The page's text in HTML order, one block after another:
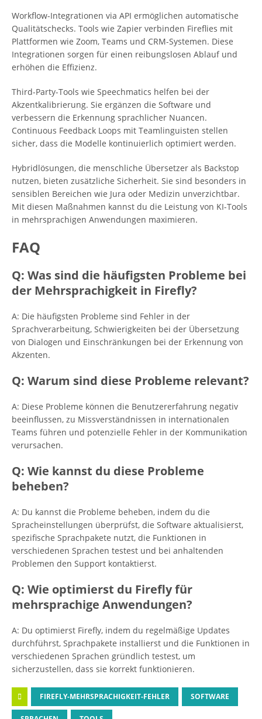
Workflow-Integrationen via API ermöglichen automatische
Qualitätschecks. Tools wie Zapier verbinden Fireflies mit
Plattformen wie Zoom, Teams und CRM-Systemen. Diese
Integrationen sorgen für einen reibungslosen Ablauf und
erhöhen die Effizienz.
Third-Party-Tools wie Speechmatics helfen bei der
Akzentkalibrierung. Sie ergänzen die Software und
verbessern die Erkennung sprachlicher Nuancen.
Continuous Feedback Loops mit Teamlinguisten stellen
sicher, dass die Modelle kontinuierlich optimiert werden.
Hybridlösungen, die menschliche Übersetzer als Backstop
nutzen, bieten zusätzliche Sicherheit. Sie sind besonders in
sensiblen Bereichen wie Jura oder Medizin unverzichtbar.
Mit diesen Maßnahmen kannst du die Leistung von KI-Tools
in mehrsprachigen Anwendungen maximieren.
FAQ
Q: Was sind die häufigsten Probleme bei
der Mehrsprachigkeit in Firefly?
A: Die häufigsten Probleme sind Fehler in der
Sprachverarbeitung, Schwierigkeiten bei der Übersetzung
von Dialogen und Einschränkungen bei der Erkennung von
Akzenten.
Q: Warum sind diese Probleme relevant?
A: Diese Probleme können die Benutzererfahrung negativ
beeinflussen, zu Missverständnissen in internationalen
Teams führen und potenzielle Fehler in der Kommunikation
verursachen.
Q: Wie kannst du diese Probleme
beheben?
A: Du kannst die Probleme beheben, indem du die
Spracheinstellungen überprüfst, die Software aktualisierst,
spezifische Sprachpakete nutzt, die Funktionen in
verschiedenen Sprachen testest und bei anhaltenden
Problemen den Support kontaktierst.
Q: Wie optimierst du Firefly für
mehrsprachige Anwendungen?
A: Du optimierst Firefly, indem du regelmäßige Updates
durchführst, Sprachpakete installierst und die Funktionen in
verschiedenen Sprachen gründlich testest, um
sicherzustellen, dass sie korrekt funktionieren.
FIREFLY-MEHRSPRACHIGKEIT-FEHLER SOFTWARE